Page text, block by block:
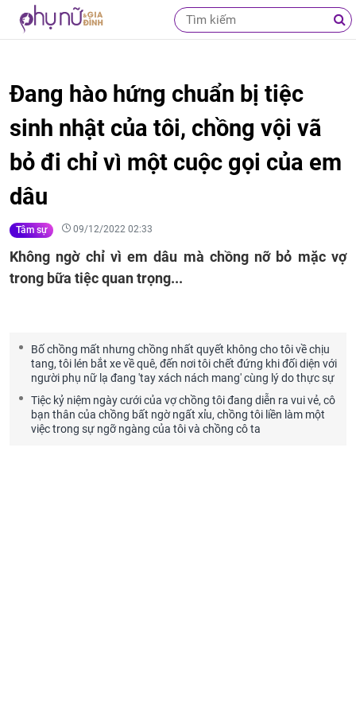
Đang hào hứng chuẩn bị tiệc
sinh nhật của tôi, chồng vội vã
bỏ đi chỉ vì một cuộc gọi của em
dâu
Tâm sự 09/12/2022 02:33
Không ngờ chỉ vì em dâu mà chồng nỡ bỏ mặc vợ
trong bữa tiệc quan trọng...
Bố chồng mất nhưng chồng nhất quyết không cho tôi về chịu
tang, tôi lén bắt xe về quê, đến nơi tôi chết đứng khi đối diện với
người phụ nữ lạ đang 'tay xách nách mang' cùng lý do thực sự
Tiệc kỷ niệm ngày cưới của vợ chồng tôi đang diễn ra vui vẻ, cô
bạn thân của chồng bất ngờ ngất xỉu, chồng tôi liền làm một
việc trong sự ngỡ ngàng của tôi và chồng cô ta